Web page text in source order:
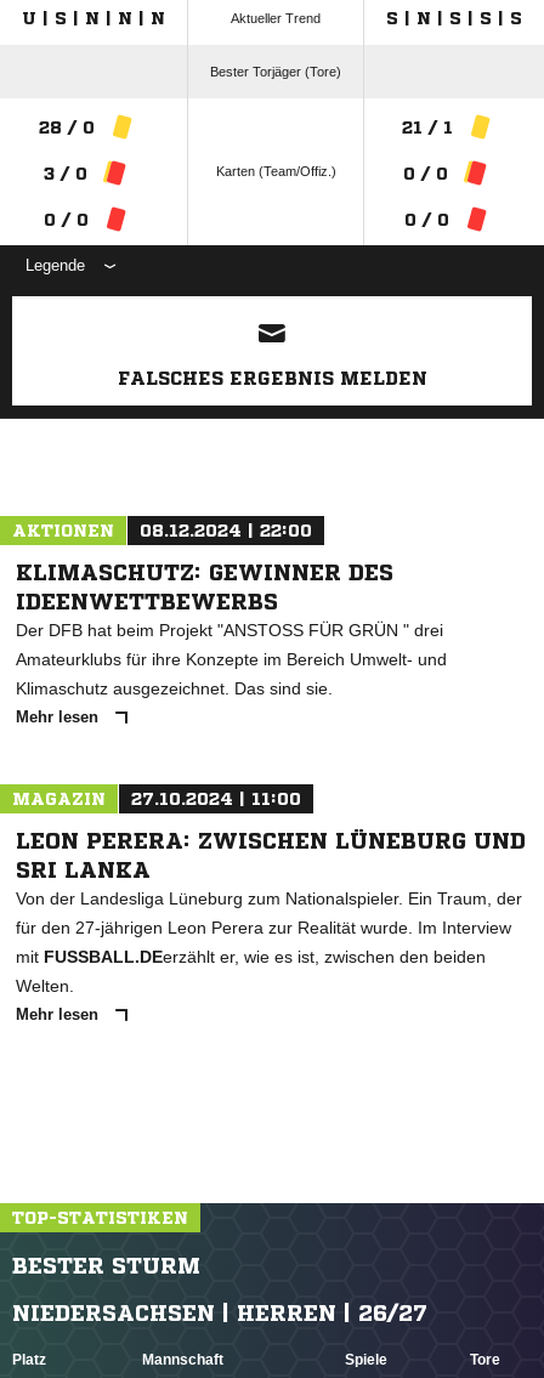
U | S | N | N | N Aktueller Trend S | N | S | S | S
Bester Torjäger (Tore)
28 / 0
3 / 0
0 / 0
Karten (Team/Offiz.)
21 / 1
0 / 0
0 / 0
Legende
ANZEIGE
FALSCHES ERGEBNIS MELDEN
AKTIONEN 08.12.2024 | 22:00
KLIMASCHUTZ: GEWINNER DES
IDEENWETTBEWERBS
Der DFB hat beim Projekt "ANSTOSS FÜR GRÜN " drei
Amateurklubs für ihre Konzepte im Bereich Umwelt- und
Klimaschutz ausgezeichnet. Das sind sie.
Mehr lesen
MAGAZIN 27.10.2024 | 11:00
LEON PERERA: ZWISCHEN LÜNEBURG UND
SRI LANKA
Von der Landesliga Lüneburg zum Nationalspieler. Ein Traum, der
für den 27-jährigen Leon Perera zur Realität wurde. Im Interview
mit FUSSBALL.DEerzählt er, wie es ist, zwischen den beiden
Welten.
Mehr lesen
TOP-STATISTIKEN
BESTER STURM
NIEDERSACHSEN | HERREN | 26/27
Platz Mannschaft Spiele Tore